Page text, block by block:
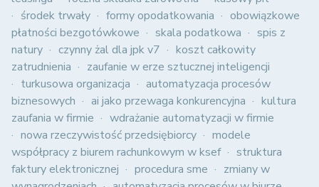
środek trwały
formy opodatkowania
obowiązkowe
płatności bezgotówkowe
skala podatkowa
spis z
natury
czynny żal dla jpk v7
koszt całkowity
zatrudnienia
zaufanie w erze sztucznej inteligencji
turkusowa organizacja
automatyzacja procesów
biznesowych
ai jako przewaga konkurencyjna
kultura
zaufania w firmie
wdrażanie automatyzacji w firmie
nowa rzeczywistość przedsiębiorcy
modele
współpracy z biurem rachunkowym w ksef
struktura
faktury elektronicznej
procedura sme
zmiany w